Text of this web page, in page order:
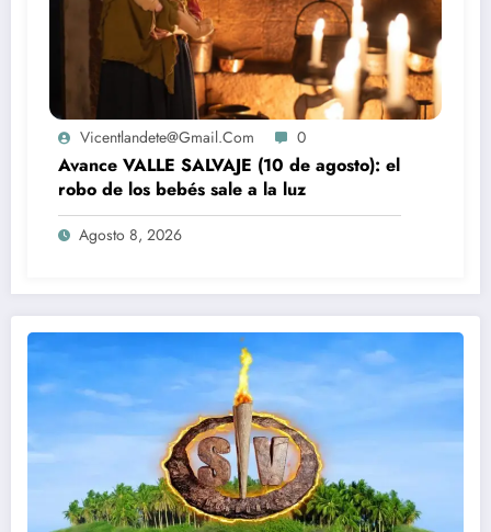
Vicentlandete@gmail.com 0
Avance VALLE SALVAJE (10 de agosto): el
robo de los bebés sale a la luz
Agosto 8, 2026